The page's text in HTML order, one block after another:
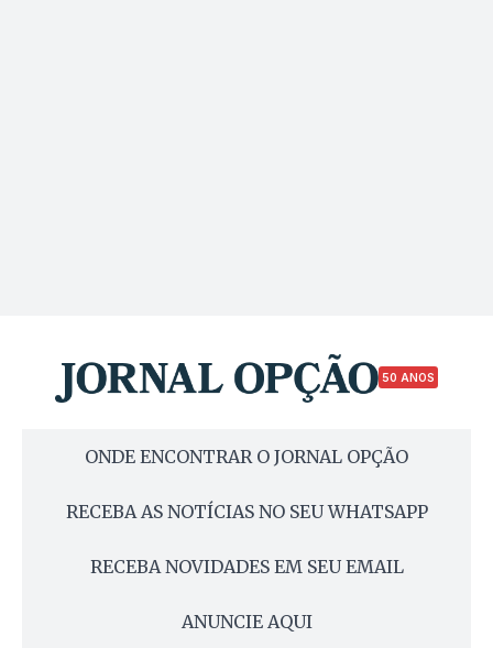
50 ANOS
ONDE ENCONTRAR O JORNAL OPÇÃO
RECEBA AS NOTÍCIAS NO SEU WHATSAPP
RECEBA NOVIDADES EM SEU EMAIL
ANUNCIE AQUI